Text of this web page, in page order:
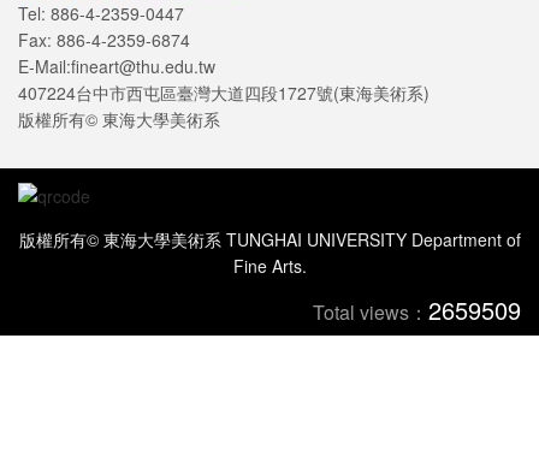
Tel: 886-4-2359-0447
Fax: 886-4-2359-6874
E-Mail:fineart@thu.edu.tw
407224台中市西屯區臺灣大道四段1727號(東海美術系)
版權所有© 東海大學美術系
版權所有© 東海大學美術系 TUNGHAI UNIVERSITY Department of
Fine Arts.
Total views： 2659509